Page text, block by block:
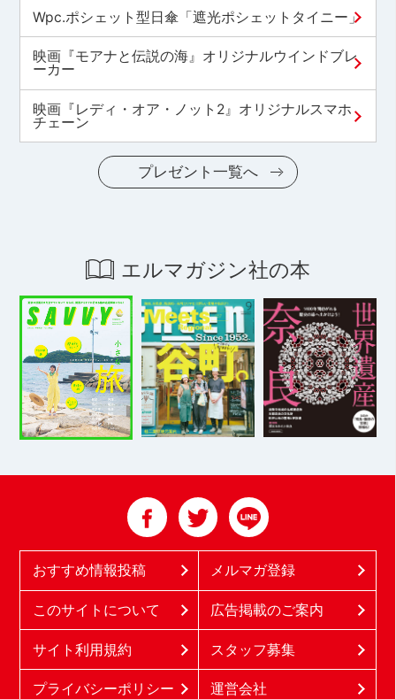
Wpc.ポシェット型日傘「遮光ポシェットタイニー」
映画『モアナと伝説の海』オリジナルウインドブレ
ーカー
映画『レディ・オア・ノット2』オリジナルスマホ
チェーン
プレゼント一覧へ
エルマガジン社の本
おすすめ情報投稿 メルマガ登録
このサイトについて 広告掲載のご案内
サイト利用規約 スタッフ募集
プライバシーポリシー 運営会社